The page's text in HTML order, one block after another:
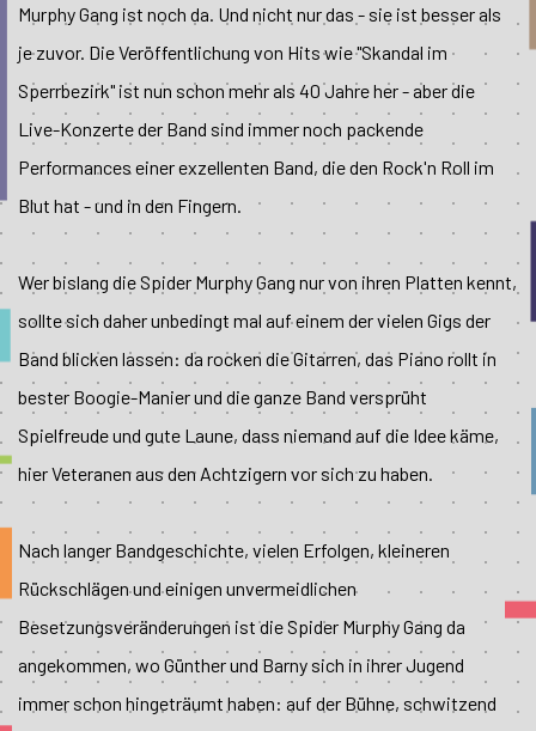
Murphy Gang ist noch da. Und nicht nur das - sie ist besser als
je zuvor. Die Veröffentlichung von Hits wie "Skandal im
Sperrbezirk" ist nun schon mehr als 40 Jahre her - aber die
Live-Konzerte der Band sind immer noch packende
Performances einer exzellenten Band, die den Rock'n Roll im
Blut hat - und in den Fingern.
Wer bislang die Spider Murphy Gang nur von ihren Platten kennt,
sollte sich daher unbedingt mal auf einem der vielen Gigs der
Band blicken lassen: da rocken die Gitarren, das Piano rollt in
bester Boogie-Manier und die ganze Band versprüht
Spielfreude und gute Laune, dass niemand auf die Idee käme,
hier Veteranen aus den Achtzigern vor sich zu haben.
Nach langer Bandgeschichte, vielen Erfolgen, kleineren
Rückschlägen und einigen unvermeidlichen
Besetzungsveränderungen ist die Spider Murphy Gang da
angekommen, wo Günther und Barny sich in ihrer Jugend
immer schon hingeträumt haben: auf der Bühne, schwitzend